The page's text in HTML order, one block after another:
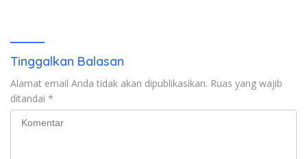
Tinggalkan Balasan
Alamat email Anda tidak akan dipublikasikan. Ruas yang wajib
ditandai *